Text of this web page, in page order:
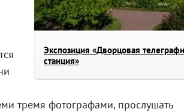
Экспозиция «Дворцовая
станция»
тремя фотографами, прослушать